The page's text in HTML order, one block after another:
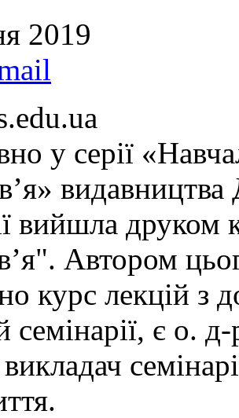
2019
у серії
вийшла
Автором
курс лекцій з
семінарії, є о.